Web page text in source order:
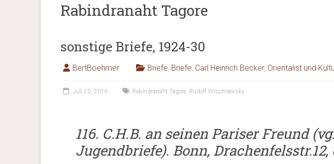
Rabindranaht Tagore
sonstige Briefe, 1924-30
BertBoehmer Briefe, Briefe, Carl Heinrich Becker, Orientalist und
Juli 20, 2016 Rabindranaht Tagore, Rudolf Wischnewsky
116. C.H.B. an seinen Pariser Freund
Jugendbriefe). Bonn, Drachenfelsstr.12,